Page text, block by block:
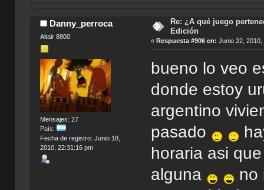
Danny_perroca
Altair 8800
Mensajes: 27
País:
Fecha de registro: Junio 18,
2010, 22:31:16 pm
Re: ¿A qué juego
Edición
«Respuesta #906 en: Junio 22,
bueno lo veo
donde estoy
argentino
pasado
horaria asi
alguna
no